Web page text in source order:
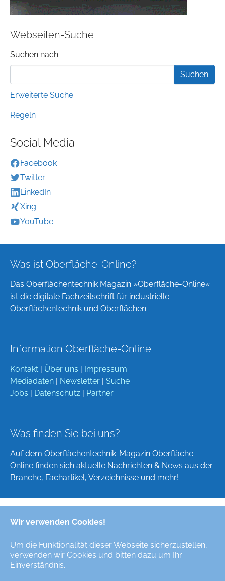
Wir verwenden Cookies!
Um die Funktionalität dieser Webseite sicherzustellen,
verwenden wir Cookies und bitten dazu um Ihr
Einverständnis.
Webseiten-Suche
Suchformular
Suchen nach
Erweiterte Suche
Regeln
Social Media
Facebook
Twitter
LinkedIn
Xing
YouTube
Was ist Oberfläche-Online?
Das Oberflächentechnik Magazin »Oberfläche-Online«
ist die digitale Fachzeitschrift für industrielle
Oberflächentechnik und Oberflächen.
Information Oberfläche-Online
Kontakt Über uns
Impressum
Mediadaten
Newsletter
Suche
Jobs
Datenschutz Partner
Was finden Sie bei uns?
Auf dem Oberflächentechnik-Magazin Oberfläche-
Online finden sich aktuelle Nachrichten & News aus der
Branche, Fachartikel, Verzeichnisse und mehr!
Deutsch
Alle Rechte/All Rights Reserved © Oberfläche-Online,
das digitale Oberflächentechnik-Magazin / the digital